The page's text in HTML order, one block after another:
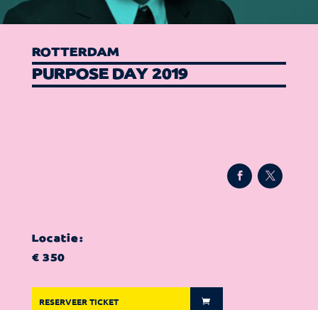
ROTTERDAM
PURPOSE DAY 2019
Locatie:
€ 350
RESERVEER TICKET